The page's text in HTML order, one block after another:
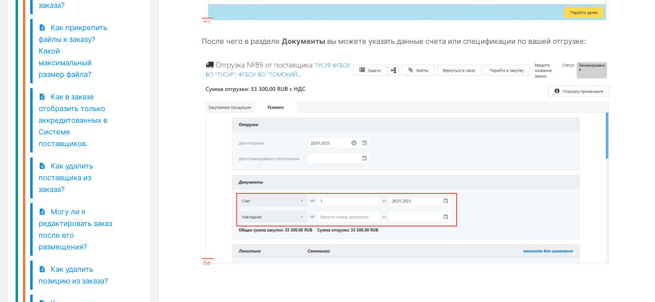
заказа?
Как прикрепить
файлы к заказу?
Какой
максимальный
размер файла?
Как в заказе
отобразить только
аккредитованных в
Системе
поставщиков.
Как удалить
поставщика из
заказа?
Могу ли я
редактировать заказ
после его
размещения?
Как удалить
позицию из заказа?
После чего в разделеДокументы вы можете указать данные счета или спецификации по вашей отгрузке: